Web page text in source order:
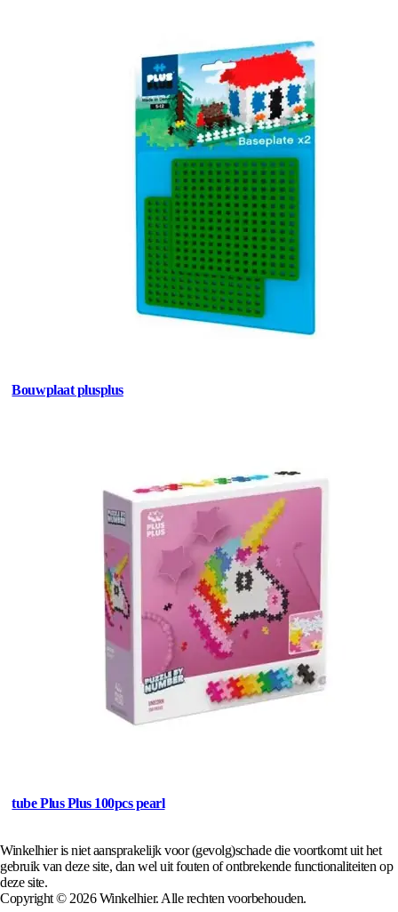
Bouwplaat plusplus
tube Plus Plus 100pcs pearl
Winkelhier is niet aansprakelijk voor (gevolg)schade die voortkomt uit het
gebruik van deze site, dan wel uit fouten of ontbrekende functionaliteiten op
deze site.
Copyright © 2026 Winkelhier. Alle rechten voorbehouden.